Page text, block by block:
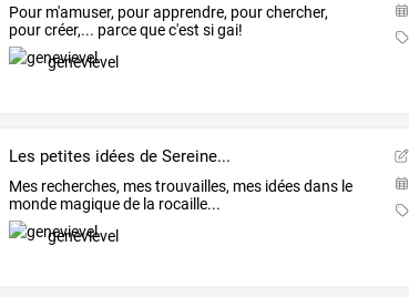
Pour m'amuser, pour apprendre, pour chercher,
pour créer,... parce que c'est si gai!
genevievel
Les petites idées de Sereine...
Mes recherches, mes trouvailles, mes idées dans le
monde magique de la rocaille...
genevievel